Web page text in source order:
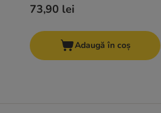
73,90 lei
Adaugă în coș